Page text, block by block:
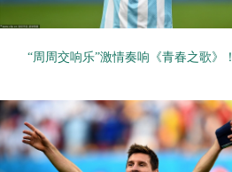
“周周交响乐”激情奏响《青春之歌》！